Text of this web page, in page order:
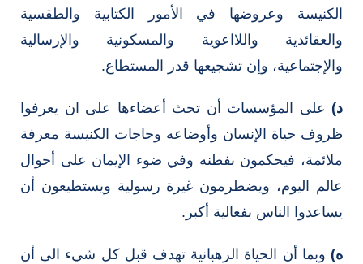
الكنيسة وعروضها في الأمور الكتابية والطقسية
والعقائدية واللااعوية والمسكونية والإرسالية
والإجتماعية، وإن تشجيعها قدر المستطاع.
د) على المؤسسات أن تحث أعضاءها على ان يعرفوا
ظروف حياة الإنسان وأوضاعه وحاجات الكنيسة معرفة
ملائمة، فيحكمون بفطنه وفي ضوء الإيمان على أحوال
عالم اليوم، ويضطرمون غيرة رسولية ويستطيعون أن
يساعدوا الناس بفعالية أكبر.
ه) وبما أن الحياة الرهبانية تهدف قبل كل شيء الى أن